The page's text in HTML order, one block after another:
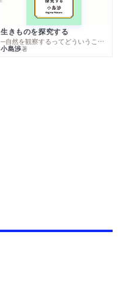
生きものを探究する
─自然を観察するってどういうこと？
小島渉著